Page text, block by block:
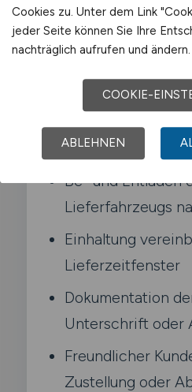
Kunden orientiert.
Endkunden oder
Be- und Entladen
Lieferfahrzeugs
Einhaltung
Lieferzeitfenster
Dokumentation
Unterschrift oder
Freundlicher
Zustellung oder
Cookies zu. Unter dem Link
jeder Seite können Sie Ihre
nachträglich aufrufen und ändern.
COOKIE-
ABLEHNEN